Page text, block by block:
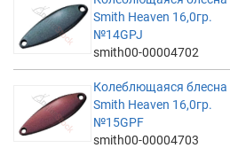
Smith Heaven 16,0гр.
№14GPJ
smith00-00004702
Колеблющаяся блесна
Smith Heaven 16,0гр.
№15GPF
smith00-00004703